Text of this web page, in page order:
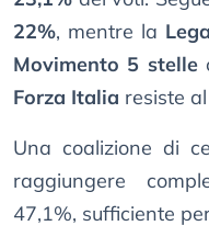
22%, mentre la Lega
Movimento 5 stelle
Forza Italia resiste al
Una coalizione di
raggiungere
47,1%, sufficiente